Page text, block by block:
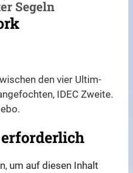
Segeln
den vier Ultim-
IDEC Zweite.
um auf diesen Inhalt